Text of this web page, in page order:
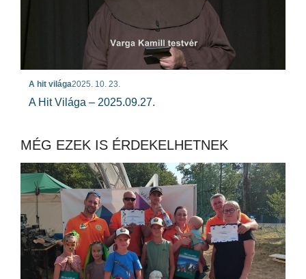
A hit világa2025. 10. 23.
A Hit Világa – 2025.09.27.
MÉG EZEK IS ÉRDEKELHETNEK